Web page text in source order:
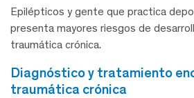
Epilépticos y gente que practica
presenta mayores riesgos de
traumática crónica.
diagnóstico y tratamiento encefalopatía
traumática crónica